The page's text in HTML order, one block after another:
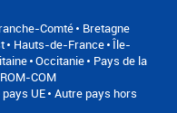
Comté
Bretagne
Hauts-de-France Île-
Occitanie
Pays de la
COM
UE Autre pays hors